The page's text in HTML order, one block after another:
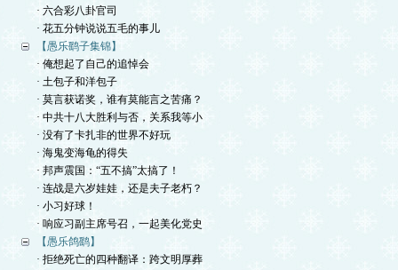
· 六合彩八卦官司
· 花五分钟说说五毛的事儿
【愚乐鹞子集锦】
· 俺想起了自己的追悼会
· 土包子和洋包子
· 莫言获诺奖，谁有莫能言之苦痛？
· 中共十八大胜利与否，关系我等小
· 没有了卡扎非的世界不好玩
· 海鬼变海龟的得失
· 邦声震国：“五不搞”太搞了！
· 连战是六岁娃娃，还是夫子老朽？
· 小习好球！
· 响应习副主席号召，一起美化党史
【愚乐鸽鹞】
· 拒绝死亡的四种翻译：跨文明厚葬